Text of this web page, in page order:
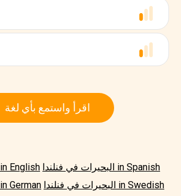
اقرأ واستمع بأي لغة
البحيرات في فنلندا in English
البحيرات في فنلندا in Spanish
البحيرات في فنلندا in German
البحيرات في فنلندا in Swedish